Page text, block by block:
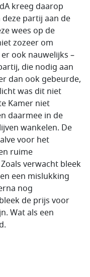
kreeg daarop
partij aan de
wees op de
zozeer om
ook nauwelijks –
die nodig aan
dan ook gebeurde,
was dit niet
Kamer niet
daarmee in de
wankelen. De
voor het
ruime
verwacht bleek
een mislukking
nog
de prijs voor
Wat als een